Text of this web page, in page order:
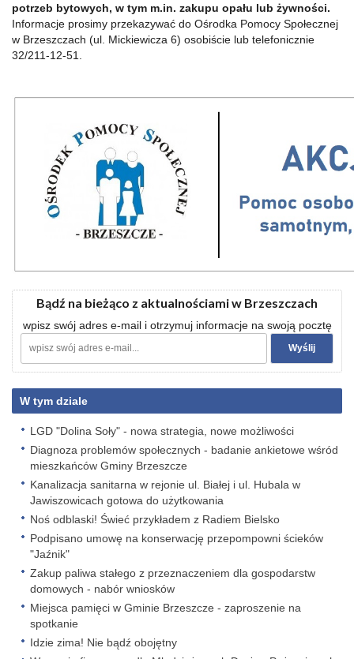
potrzeb bytowych, w tym m.in. zakupu opału lub żywności.
Informacje prosimy przekazywać do Ośrodka Pomocy Społecznej
w Brzeszczach (ul. Mickiewicza 6) osobiście lub telefonicznie
32/211-12-51.
Bądź na bieżąco z aktualnościami w Brzeszczach
wpisz swój adres e-mail i otrzymuj informacje na swoją pocztę
W tym dziale
LGD "Dolina Soły" - nowa strategia, nowe możliwości
Diagnoza problemów społecznych - badanie ankietowe wśród
mieszkańców Gminy Brzeszcze
Kanalizacja sanitarna w rejonie ul. Białej i ul. Hubala w
Jawiszowicach gotowa do użytkowania
Noś odblaski! Świeć przykładem z Radiem Bielsko
Podpisano umowę na konserwację przepompowni ścieków
"Jaźnik"
Zakup paliwa stałego z przeznaczeniem dla gospodarstw
domowych - nabór wniosków
Miejsca pamięci w Gminie Brzeszcze - zaproszenie na
spotkanie
Idzie zima! Nie bądź obojętny